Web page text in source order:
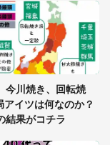
ち悪い」 道端でバ
に6.5万人戦慄
1.4万人困惑
今川焼き、回転焼
イツは何なのか？
結果がコチラ